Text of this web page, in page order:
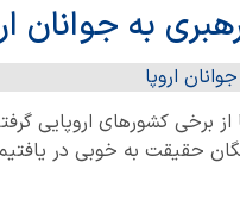
به جوانان
برخی کشورهای اروپایی
حقیقت به خوبی در